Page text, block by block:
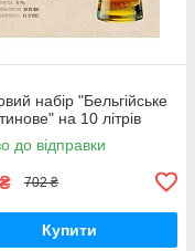
набір "Бельгійське
на 10 літрів
до відправки
₴ 702 ₴
Купити